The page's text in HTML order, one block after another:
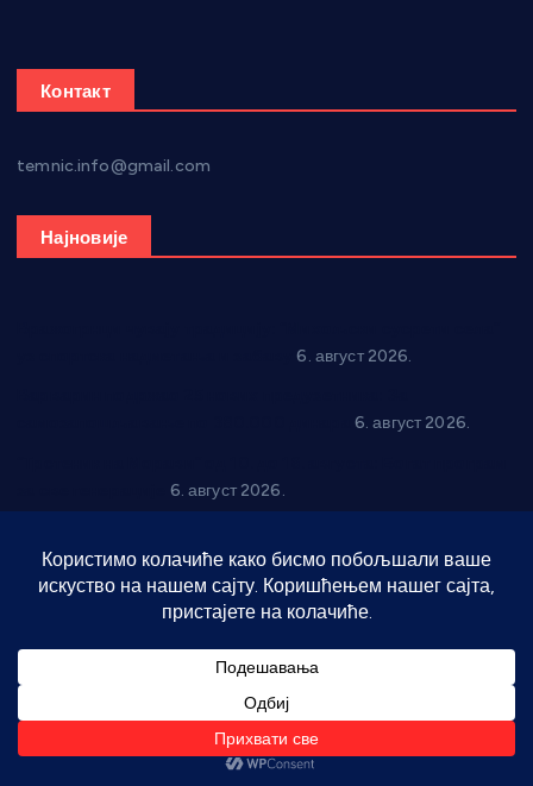
Контакт
temnic.info@gmail.com
Најновије
6. август 2026.
6. август 2026.
6. август 2026.
динара у пројекте грађана6. август 2026.
In memoriam: Тања Вилотијевић 6. август 2026.
6. август 2026.
Александровац спреман за 61. “Жупску бербу”
Нова игралишта стижу у Бошњане, Доњи Катун и Парцане